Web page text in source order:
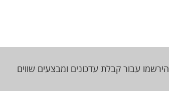
הירשמו עבור קבלת עדכונים ומבצעים שווים